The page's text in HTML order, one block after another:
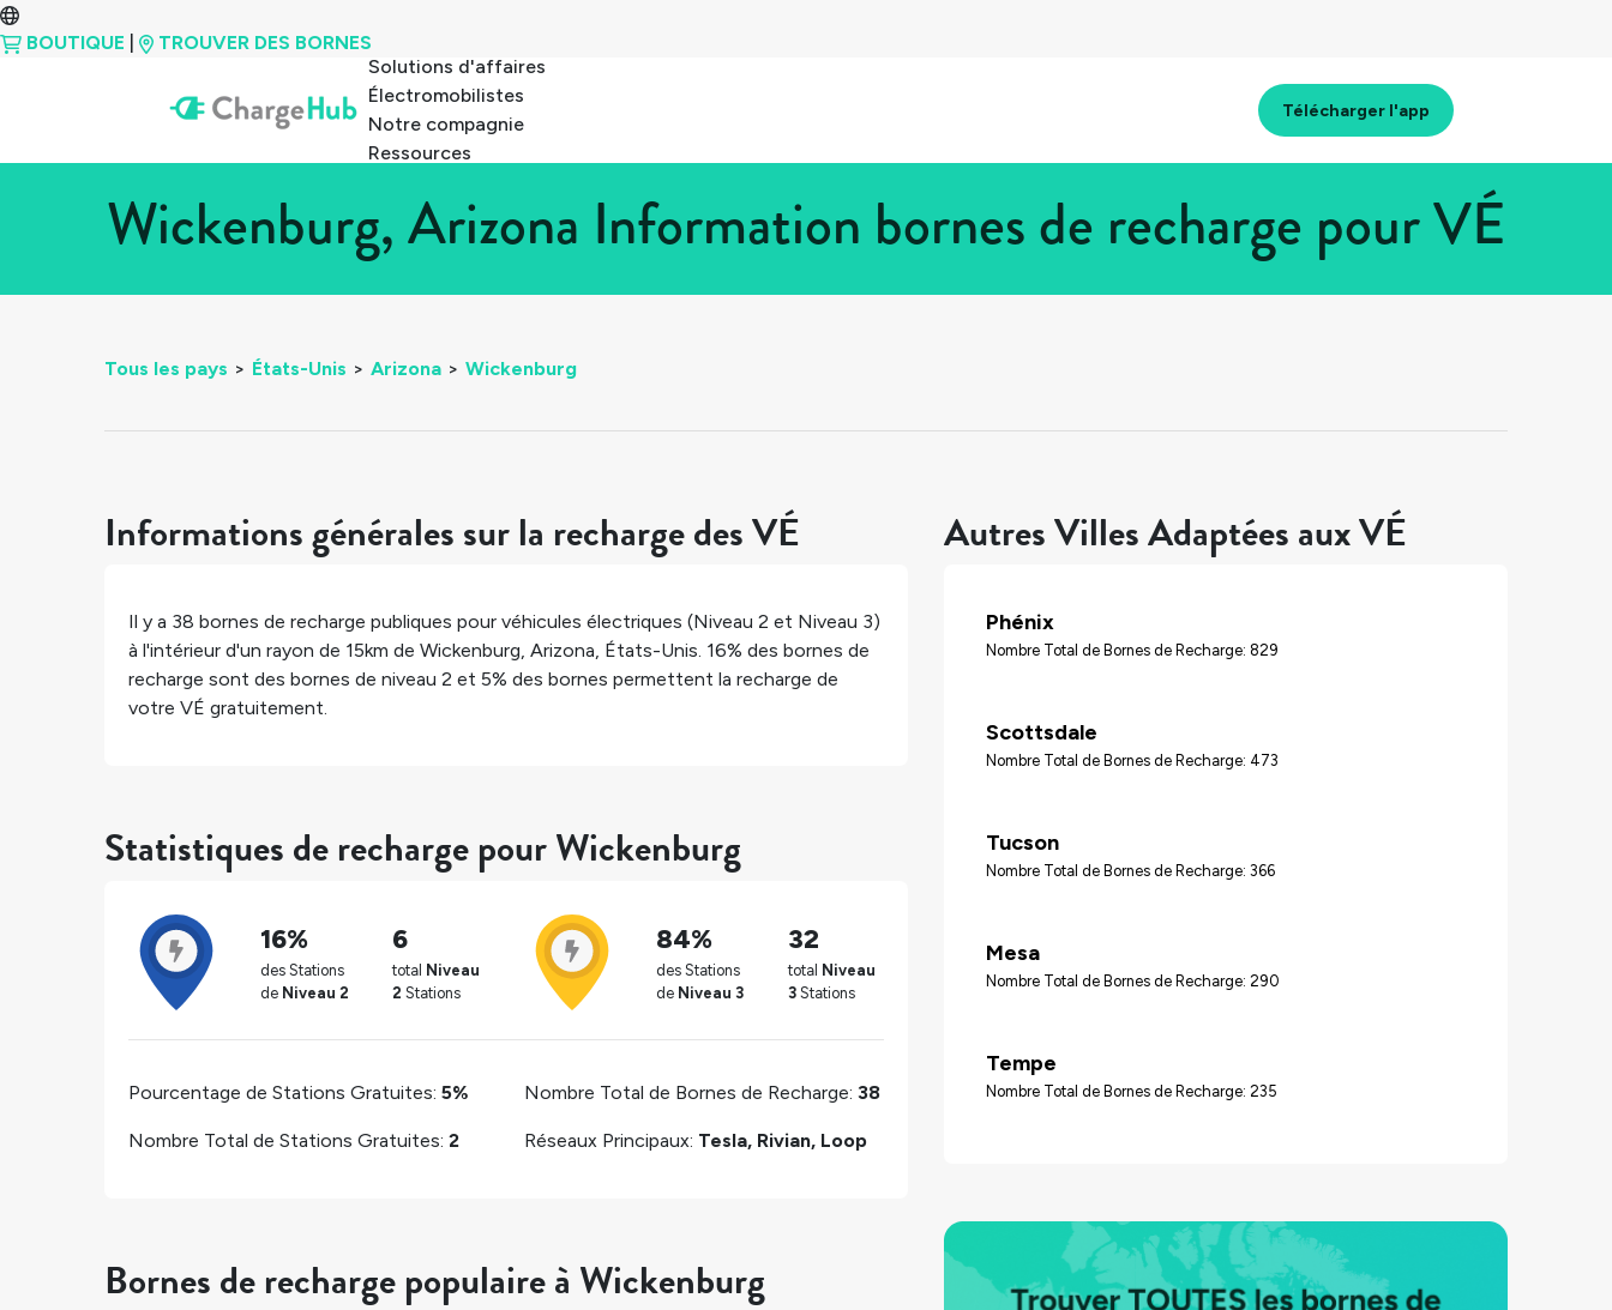
BOUTIQUE
TROUVER DES BORNES
Solutions d'affaires
Électromobilistes
Notre compagnie
Ressources
Télécharger l'app
Wickenburg, Arizona Information bornes de recharge pour VÉ
Tous les pays > États-Unis > Arizona > Wickenburg
Informations générales sur la recharge des VÉ
Il y a 38 bornes de recharge publiques pour véhicules électriques (Niveau 2 et Niveau 3)
à l'intérieur d'un rayon de 15km de Wickenburg, Arizona, États-Unis. 16% des bornes de
recharge sont des bornes de niveau 2 et 5% des bornes permettent la recharge de
votre VÉ gratuitement.
Statistiques de recharge pour Wickenburg
16%
des Stations
de Niveau 2
6
total Niveau
2 Stations
84%
des Stations
de Niveau 3
32
total Niveau
3 Stations
Pourcentage de Stations Gratuites: 5%
Nombre Total de Stations Gratuites: 2
Nombre Total de Bornes de Recharge: 38
Réseaux Principaux: Tesla, Rivian, Loop
Bornes de recharge populaire à Wickenburg
Autres Villes Adaptées aux VÉ
Phénix
Nombre Total de Bornes de Recharge: 829
Scottsdale
Nombre Total de Bornes de Recharge: 473
Tucson
Nombre Total de Bornes de Recharge: 366
Mesa
Nombre Total de Bornes de Recharge: 290
Tempe
Nombre Total de Bornes de Recharge: 235